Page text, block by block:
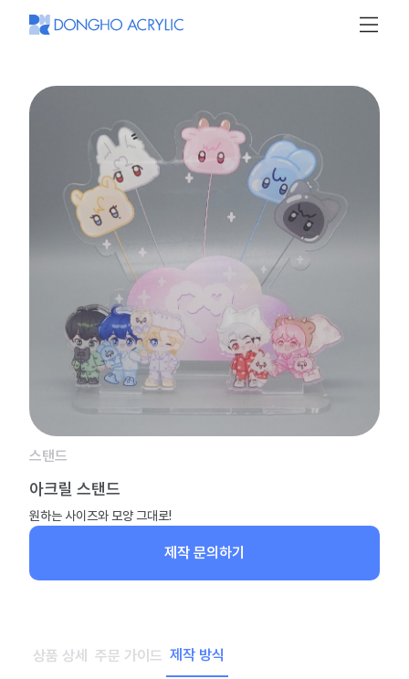
동
호
스탠드
아크릴 스탠드
원하는 사이즈와 모양 그대로!
제작 문의하기
상품 상세 주문 가이드 제작 방식